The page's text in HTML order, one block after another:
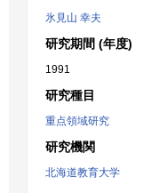
氷見山 幸夫
研究期間 (年度)
1991
研究種目
重点領域研究
研究機関
北海道教育大学